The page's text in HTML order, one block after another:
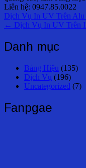
Liên hệ: 0947.85.0022
Điều
hướng
bài
Dịch Vụ In UV Trên
← Dịch Vụ In UV Trên
Danh mục
Bảng Hiệu (135)
Dịch Vụ (196)
Uncategorized (7)
Fanpgae